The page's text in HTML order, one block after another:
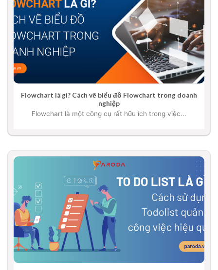
Flowchart là gì? Cách vẽ biểu đồ Flowchart trong doanh
nghiệp
Flowchart là một công cụ rất hữu ích trong việc...